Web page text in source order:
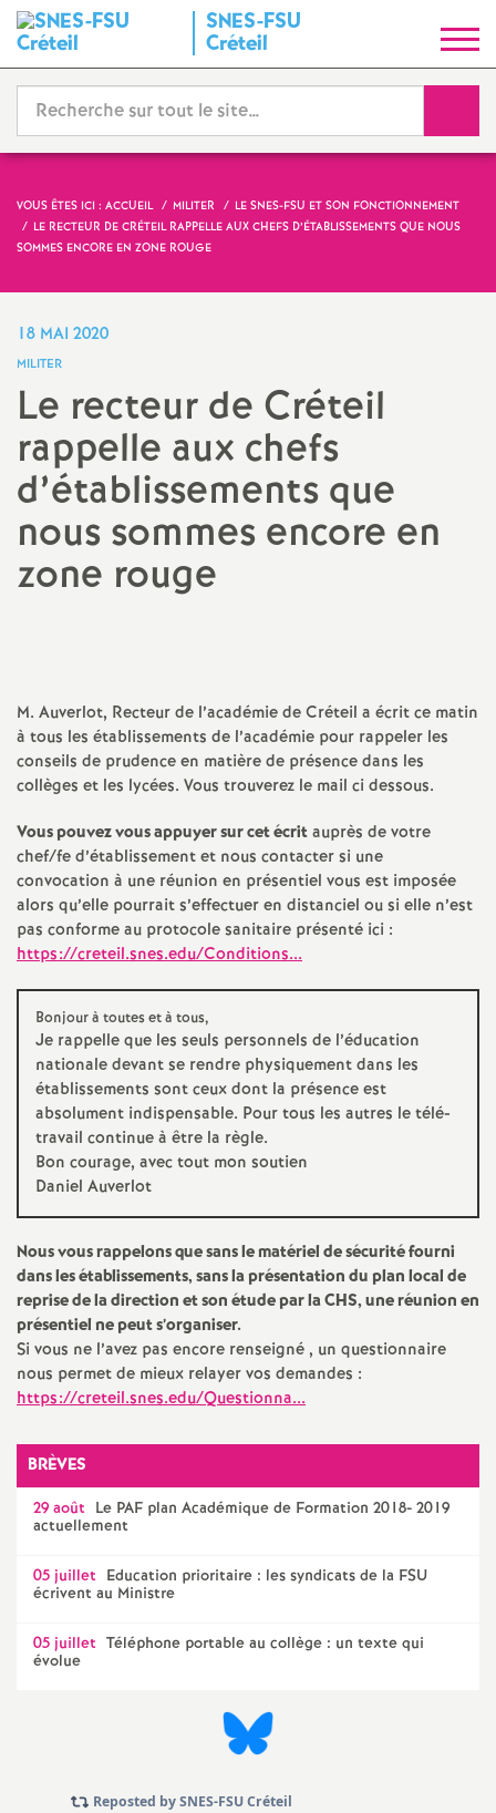
SNES-FSU
Créteil
y
n
d
a
t
N
a
o
n
a
l
d
e
s
E
s
e
i
g
n
e
m
VOUS ÊTES ICI : ACCUEIL MILITER
LE SNES-FSU ET SON FONCTIONNEMENT
LE RECTEUR DE CRÉTEIL RAPPELLE AUX CHEFS D’ÉTABLISSEMENTS QUE NOUS
SOMMES ENCORE EN ZONE ROUGE
18 MAI 2020
MILITER
Le recteur de Créteil
rappelle aux chefs
d’établissements que
nous sommes encore en
zone rouge
M. Auverlot, Recteur de l’académie de Créteil a écrit ce matin
à tous les établissements de l’académie pour rappeler les
conseils de prudence en matière de présence dans les
collèges et les lycées. Vous trouverez le mail ci dessous.
Vous pouvez vous appuyer sur cet écritauprès de votre
chef/fe d’établissement et nous contacter si une
convocation à une réunion en présentiel vous est imposée
alors qu’elle pourrait s’effectuer en distanciel ou si elle n’est
pas conforme au protocole sanitaire présenté ici :
https://creteil.snes.edu/Conditions...
Bonjour à toutes et à tous,
Je rappelle que les seuls personnels de l’éducation
nationale devant se rendre physiquement dans les
établissements sont ceux dont la présence est
absolument indispensable. Pour tous les autres le télé-
travail continue à être la règle.
Bon courage, avec tout mon soutien
Daniel Auverlot
Nous vous rappelons que sans le matériel de sécurité fourni
dans les établissements, sans la présentation du plan local de
reprise de la direction et son étude par laCHS, une réunion en
présentiel ne peut s’organiser.
Si vous ne l’avez pas encore renseigné , un questionnaire
nous permet de mieux relayer vos demandes :
https://creteil.snes.edu/Questionna...
BRÈVES
29 août Le PAF plan Académique de Formation 2018- 2019
actuellement
05 juillet Education prioritaire : les syndicats de la FSU
écrivent au Ministre
05 juillet Téléphone portable au collège : un texte qui
évolue